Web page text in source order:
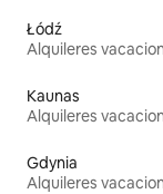
Łódź
Alquileres
Kaunas
Alquileres
Gdynia
Alquileres